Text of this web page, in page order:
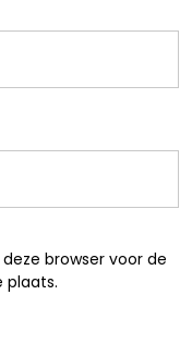
browser voor de
plaats.